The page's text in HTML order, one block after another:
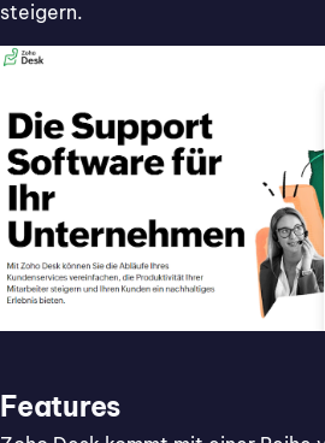
steigern.
Features